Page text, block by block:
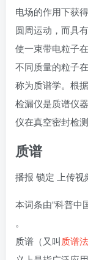
电场的作用下获
圆周运动，而具
使一束带电粒子
不同质量的粒子
称为质谱学。根
检漏仪是质谱仪
仪在真空密封检
质谱
播报 锁定 上传视
本词条由“科普中
。
质谱（又叫质谱法